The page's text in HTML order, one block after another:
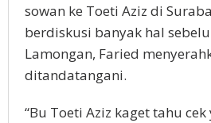
sowan ke Toeti Aziz di
berdiskusi banyak hal
Lamongan, Faried
ditandatangani.
“Bu Toeti Aziz kaget tahu